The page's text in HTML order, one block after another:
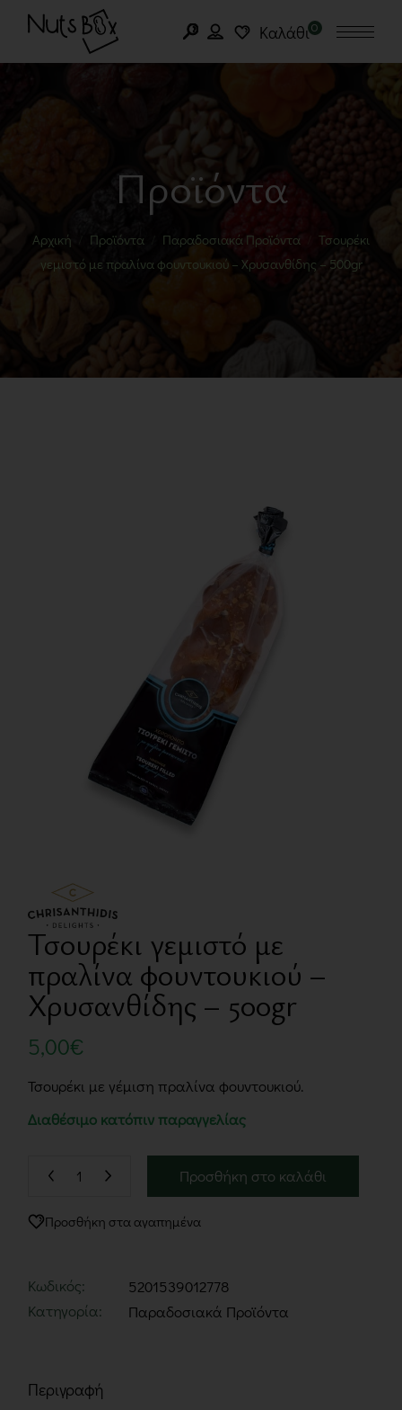
Καλάθι0
Προϊόντα
Αρχική Προϊόντα Παραδοσιακά Προϊόντα
Τσουρέκι
γεμιστό με πραλίνα φουντουκιού – Χρυσανθίδης – 500gr
Τσουρέκι γεμιστό με
πραλίνα φουντουκιού –
Χρυσανθίδης – 500gr
5,00€
Τσουρέκι με γέμιση πραλίνα φουντουκιού.
Διαθέσιμο κατόπιν παραγγελίας
Προσθήκη στο καλάθι
Προσθήκη στα αγαπημένα
Κωδικός:
5201539012778
Κατηγορία:
Παραδοσιακά Προϊόντα
Περιγραφή